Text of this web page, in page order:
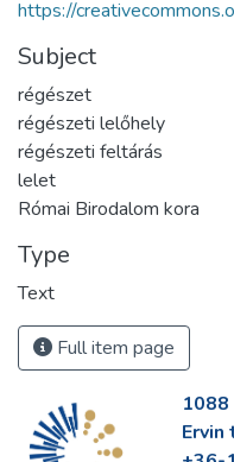
https://
Subject
régészet
régészeti lelőhely
régészeti feltárás
lelet
Római Birodalom kora
Type
Text
Full item page
Ervin